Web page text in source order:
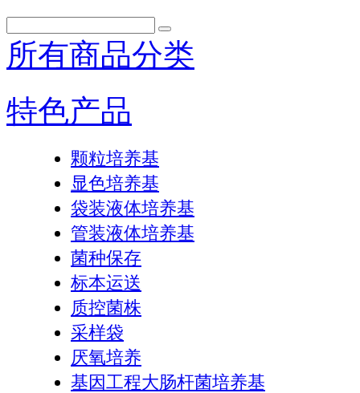
所有商品分类
特色产品
颗粒培养基
显色培养基
袋装液体培养基
管装液体培养基
菌种保存
标本运送
质控菌株
采样袋
厌氧培养
基因工程大肠杆菌培养基